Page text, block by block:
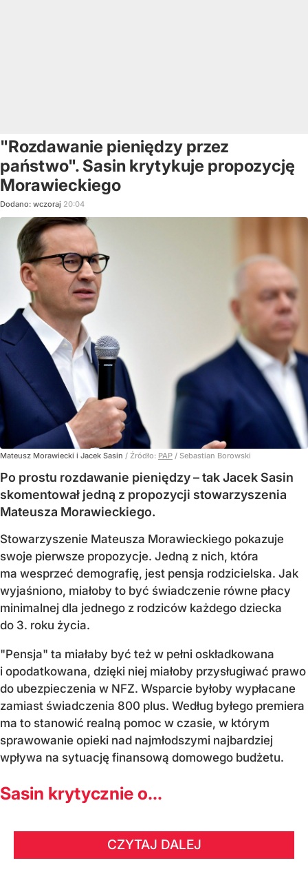
"Rozdawanie pieniędzy przez
państwo". Sasin krytykuje propozycję
Morawieckiego
Dodano: wczoraj 20:04
Mateusz Morawiecki i Jacek Sasin / Źródło: PAP / Sebastian Borowski
Po prostu rozdawanie pieniędzy – tak Jacek Sasin
skomentował jedną z propozycji stowarzyszenia
Mateusza Morawieckiego.
Stowarzyszenie Mateusza Morawieckiego pokazuje
swoje pierwsze propozycje. Jedną z nich, która
ma wesprzeć demografię, jest pensja rodzicielska. Jak
wyjaśniono, miałoby to być świadczenie równe płacy
minimalnej dla jednego z rodziców każdego dziecka
do 3. roku życia.
"Pensja" ta miałaby być też w pełni oskładkowana
i opodatkowana, dzięki niej miałoby przysługiwać prawo
do ubezpieczenia w NFZ. Wsparcie byłoby wypłacane
zamiast świadczenia 800 plus. Według byłego premiera
ma to stanowić realną pomoc w czasie, w którym
sprawowanie opieki nad najmłodszymi najbardziej
wpływa na sytuację finansową domowego budżetu.
Sasin krytycznie o...
CZYTAJ DALEJ